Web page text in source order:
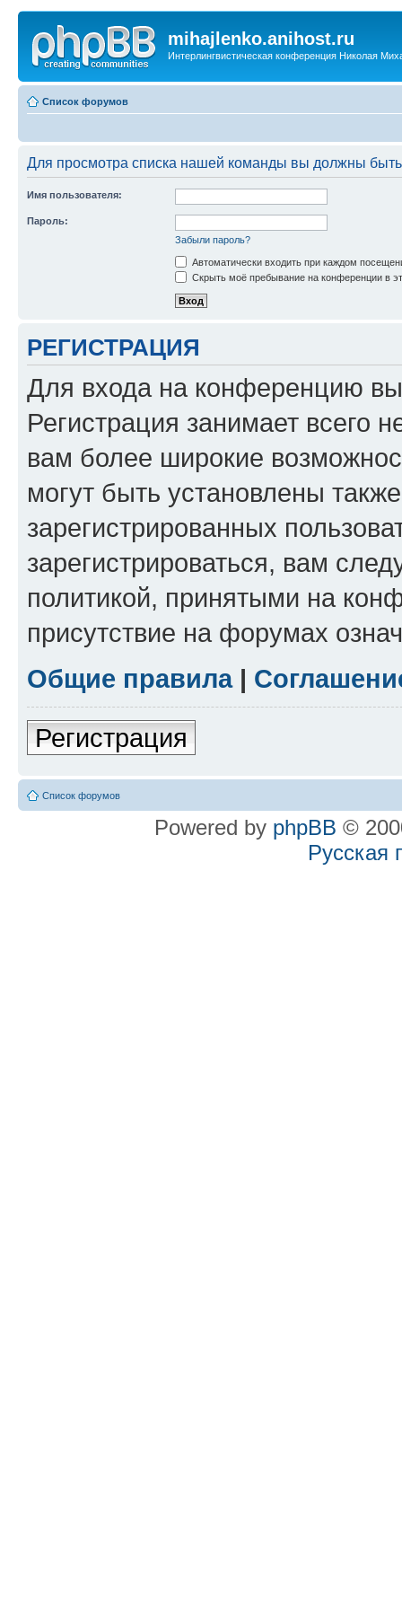
mihajlenko.anihost.ru
Интерлингвистическая конференция Николая
Список форумов
Для просмотра списка нашей команды вы должны
Имя пользователя:
Пароль:
Забыли пароль?
Автоматически входить при каждом
Скрыть моё пребывание на конференции в
РЕГИСТРАЦИЯ
Для входа на конференцию
Регистрация занимает всего
вам более широкие
могут быть установлены
зарегистрированных
зарегистрироваться, вам
политикой, принятыми на
присутствие на форумах
Общие правила|
Регистрация
Список форумов
Powered by phpBB ©
Русская